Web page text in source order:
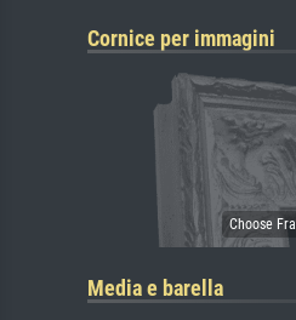
Cornice per immagini
Media e barella